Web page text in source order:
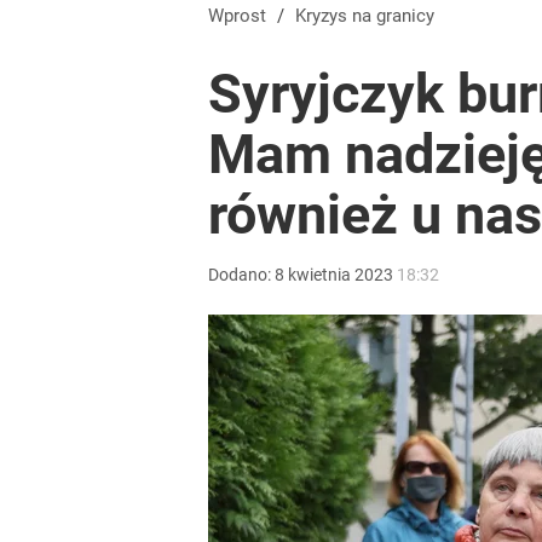
Morawiecki przelicytował PiS. Chce zawieszać
Wrze po roku Nawrockiego. „Największa hańba”
„Regularnie posługuje się językiem nienawiści”.
Wprost / Kryzys na granicy
Syryjczyk
Mam
również u nas
Dodano:8 kwietnia 2023 18:32